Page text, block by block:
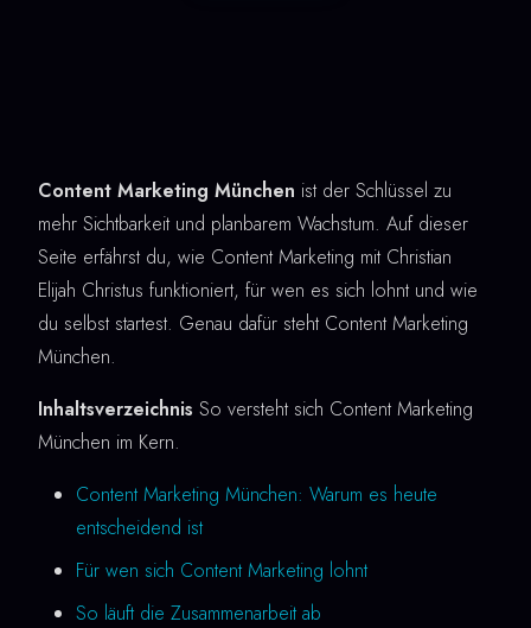
Content Marketing München ist der Schlüssel zu
mehr Sichtbarkeit und planbarem Wachstum. Auf dieser
Seite erfährst du, wie Content Marketing mit Christian
Elijah Christus funktioniert, für wen es sich lohnt und wie
du selbst startest. Genau dafür steht Content Marketing
München.
Inhaltsverzeichnis So versteht sich Content Marketing
München im Kern.
Content Marketing München: Warum es heute
entscheidend ist
Für wen sich Content Marketing lohnt
So läuft die Zusammenarbeit ab